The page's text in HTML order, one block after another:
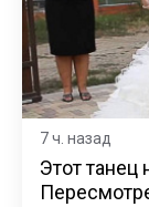
7 ч. назад
Этот танец